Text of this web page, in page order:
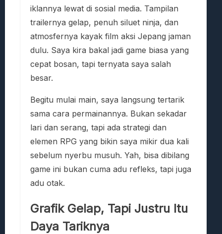
iklannya lewat di sosial media. Tampilan
trailernya gelap, penuh siluet ninja, dan
atmosfernya kayak film aksi Jepang jaman
dulu. Saya kira bakal jadi game biasa yang
cepat bosan, tapi ternyata saya salah
besar.
Begitu mulai main, saya langsung tertarik
sama cara permainannya. Bukan sekadar
lari dan serang, tapi ada strategi dan
elemen RPG yang bikin saya mikir dua kali
sebelum nyerbu musuh. Yah, bisa dibilang
game ini bukan cuma adu refleks, tapi juga
adu otak.
Grafik Gelap, Tapi Justru Itu
Daya Tariknya